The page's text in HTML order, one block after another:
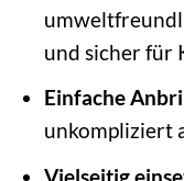
und sicher für
Einfache
unkompliziert
Vielseitig